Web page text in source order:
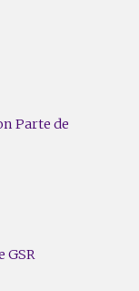
Parte de
GSR